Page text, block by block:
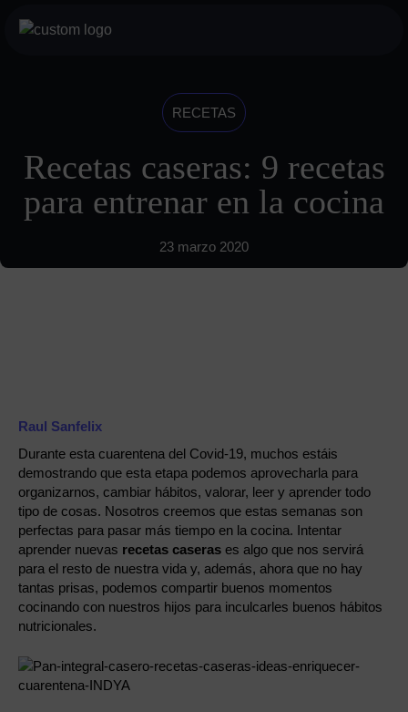
Para particulares
Sobre nosotros
RECETAS
Recetas caseras: 9 recetas
para entrenar en la cocina
23 marzo 2020
Raul Sanfelix
Durante esta cuarentena del Covid-19, muchos estáis
demostrando que esta etapa podemos aprovecharla para
organizarnos, cambiar hábitos, valorar, leer y aprender todo
tipo de cosas. Nosotros creemos que estas semanas son
perfectas para pasar más tiempo en la cocina. Intentar
aprender nuevas recetas caseras es algo que nos servirá
para el resto de nuestra vida y, además, ahora que no hay
tantas prisas, podemos compartir buenos momentos
cocinando con nuestros hijos para inculcarles buenos hábitos
nutricionales.